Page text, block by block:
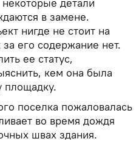
в замене.
нигде не стоит на
его содержание нет.
ее статус,
кем она была
площадку.
поселка пожаловалась
во время дождя
швах здания.